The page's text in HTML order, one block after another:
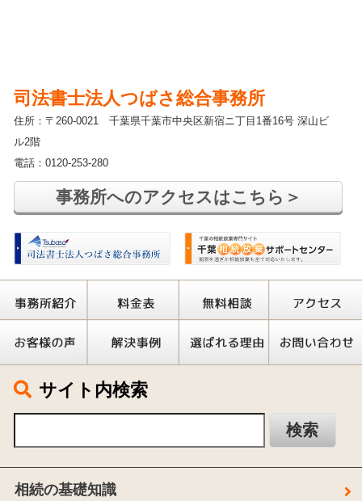
司法書士法人つばさ総合事務所
住所：〒260-0021 千葉県千葉市中央区新宿ニ丁目1番16号 深山ビ
ル2階
電話：0120-253-280
事務所へのアクセスはこちら＞
サイト内検索
相続の基礎知識